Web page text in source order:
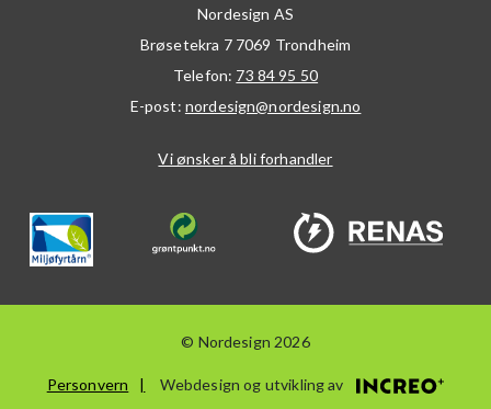
Nordesign AS
Brøsetekra 7 7069 Trondheim
Telefon: 73 84 95 50
E-post: nordesign@nordesign.no
Vi ønsker å bli forhandler
© Nordesign 2026
Personvern Webdesign og utvikling av